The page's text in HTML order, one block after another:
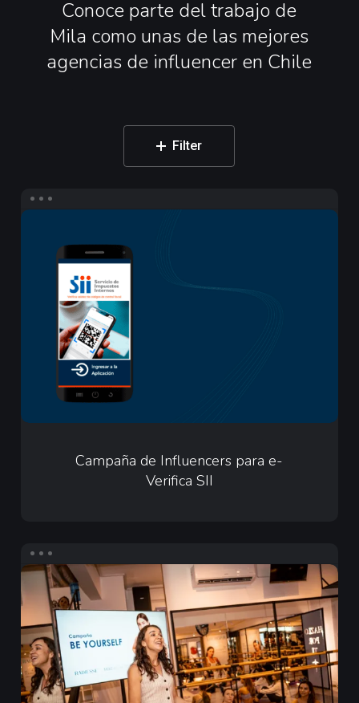
Conoce parte del trabajo de
Mila como unas de las mejores
agencias de influencer en Chile
Filter
Campaña
Influencers
Verifica
de
Influencers
SII
Campaña de Influencers para e-
Verifica SII
Infuencers
para
Merz
Aesthetics